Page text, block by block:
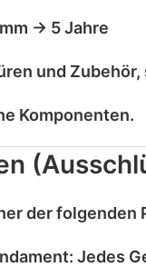
→ 5 Jahre
und Zubehör,
Komponenten.
der folgenden
Jedes